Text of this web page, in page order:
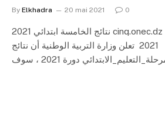
By Elkhadra 20 mai 2021 0
نتائج الخامسة ابتدائي 2021 cinq.onec.dz شهادة تعليم ابتدائي
2021 تعلن وزارة التربية الوطنية أن نتائج